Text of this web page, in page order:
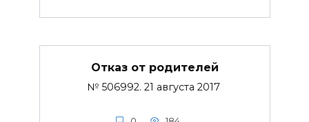
Отказ от родителей
№ 506992. 21 августа 2017